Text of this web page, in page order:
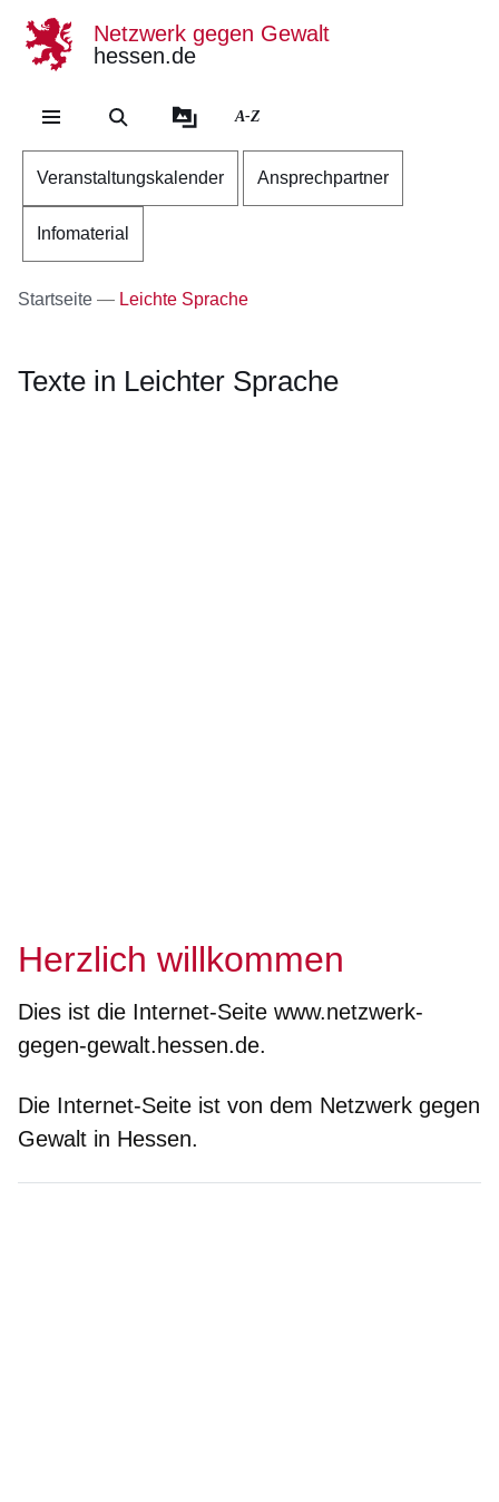
Netzwerk gegen Gewalt
hessen.de
A-Z
Veranstaltungskalender Ansprechpartner
Infomaterial
Startseite Leichte Sprache
Texte in Leichter Sprache
Herzlich willkommen
Dies ist die Internet-Seite www.netzwerk-
gegen-gewalt.hessen.de.
Die Internet-Seite ist von dem Netzwerk gegen
Gewalt in Hessen.